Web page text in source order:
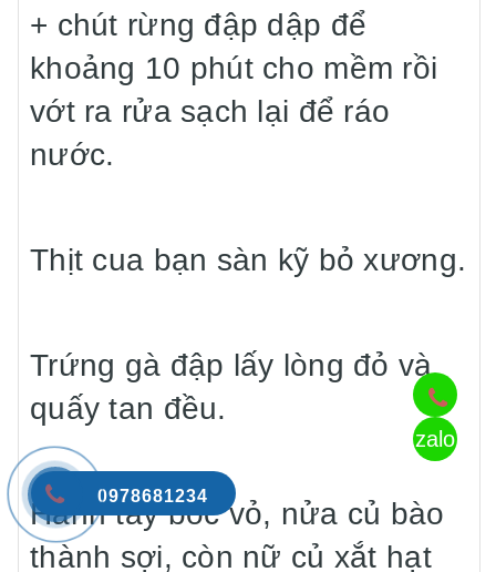
+ chút rừng đập dập để
khoảng 10 phút cho mềm rồi
vớt ra rửa sạch lại để ráo
nước.
Thịt cua bạn sàn kỹ bỏ xương.
Trứng gà đập lấy lòng đỏ và
quấy tan đều.
Hành tây bóc vỏ, nửa củ bào
thành sợi, còn nữ củ xắt hạt
zalo
0978681234